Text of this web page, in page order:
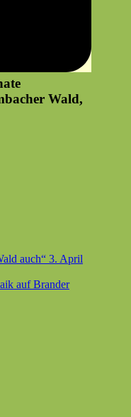
Wald,
auch“ 3. April
auf Brander